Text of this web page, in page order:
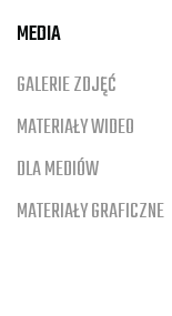
MEDIA
GALERIE ZDJĘĆ
MATERIAŁY WIDEO
DLA MEDIÓW
MATERIAŁY GRAFICZNE